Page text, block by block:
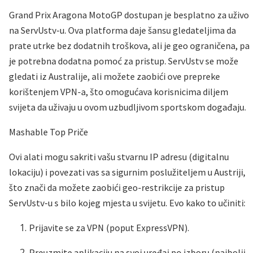
Grand Prix Aragona MotoGP dostupan je besplatno za uživo
na ServUstv-u. Ova platforma daje šansu gledateljima da
prate utrke bez dodatnih troškova, ali je geo ograničena, pa
je potrebna dodatna pomoć za pristup. ServUstv se može
gledati iz Australije, ali možete zaobići ove prepreke
korištenjem VPN-a, što omogućava korisnicima diljem
svijeta da uživaju u ovom uzbudljivom sportskom događaju.
Mashable Top Priče
Ovi alati mogu sakriti vašu stvarnu IP adresu (digitalnu
lokaciju) i povezati vas sa sigurnim poslužiteljem u Austriji,
što znači da možete zaobići geo-restrikcije za pristup
ServUstv-u s bilo kojeg mjesta u svijetu. Evo kako to učiniti:
Prijavite se za VPN (poput ExpressVPN).